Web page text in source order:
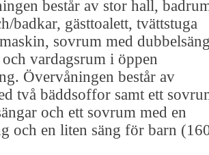
består av stor hall,
badkar, gästtoalett, tvättstuga
sovrum med
vardagsrum i öppen
Övervåningen består av
två bäddsoffor samt ett
och ett sovrum med en
och en liten säng för barn